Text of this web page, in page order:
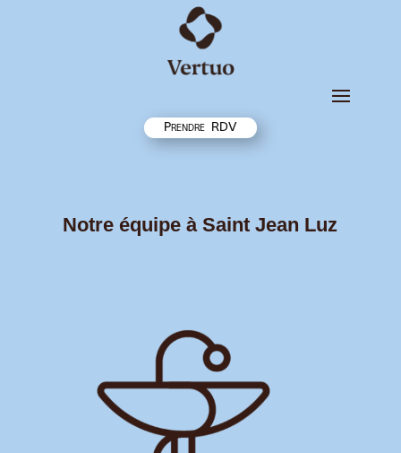
Prendre RDV
Notre équipe à Saint Jean Luz